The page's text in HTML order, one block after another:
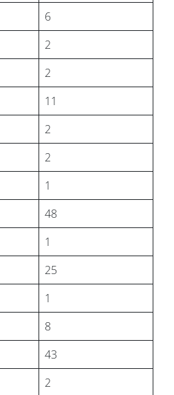
6
2
2
11
2
2
1
48
1
25
1
8
43
2